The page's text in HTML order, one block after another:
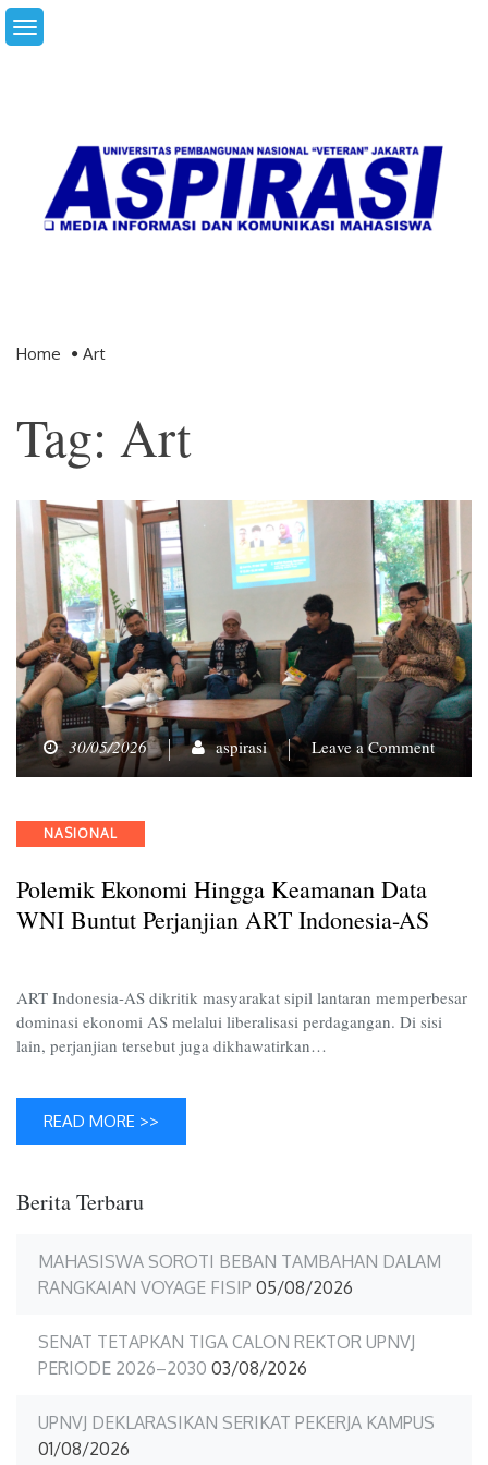
Skip
to
Home Art
Tag: Art
30/05/2026 aspirasi Leave a Commenton
AS
Categories
NASIONAL
Polemik Ekonomi Hingga Keamanan Data
WNI Buntut Perjanjian ART Indonesia-AS
ART Indonesia-AS dikritik masyarakat sipil lantaran memperbesar
dominasi ekonomi AS melalui liberalisasi perdagangan. Di sisi
lain, perjanjian tersebut juga dikhawatirkan…
READ MORE >>
Berita Terbaru
MAHASISWA SOROTI BEBAN TAMBAHAN DALAM
RANGKAIAN VOYAGE FISIP 05/08/2026
SENAT TETAPKAN TIGA CALON REKTOR UPNVJ
PERIODE 2026–2030 03/08/2026
UPNVJ DEKLARASIKAN SERIKAT PEKERJA KAMPUS
01/08/2026